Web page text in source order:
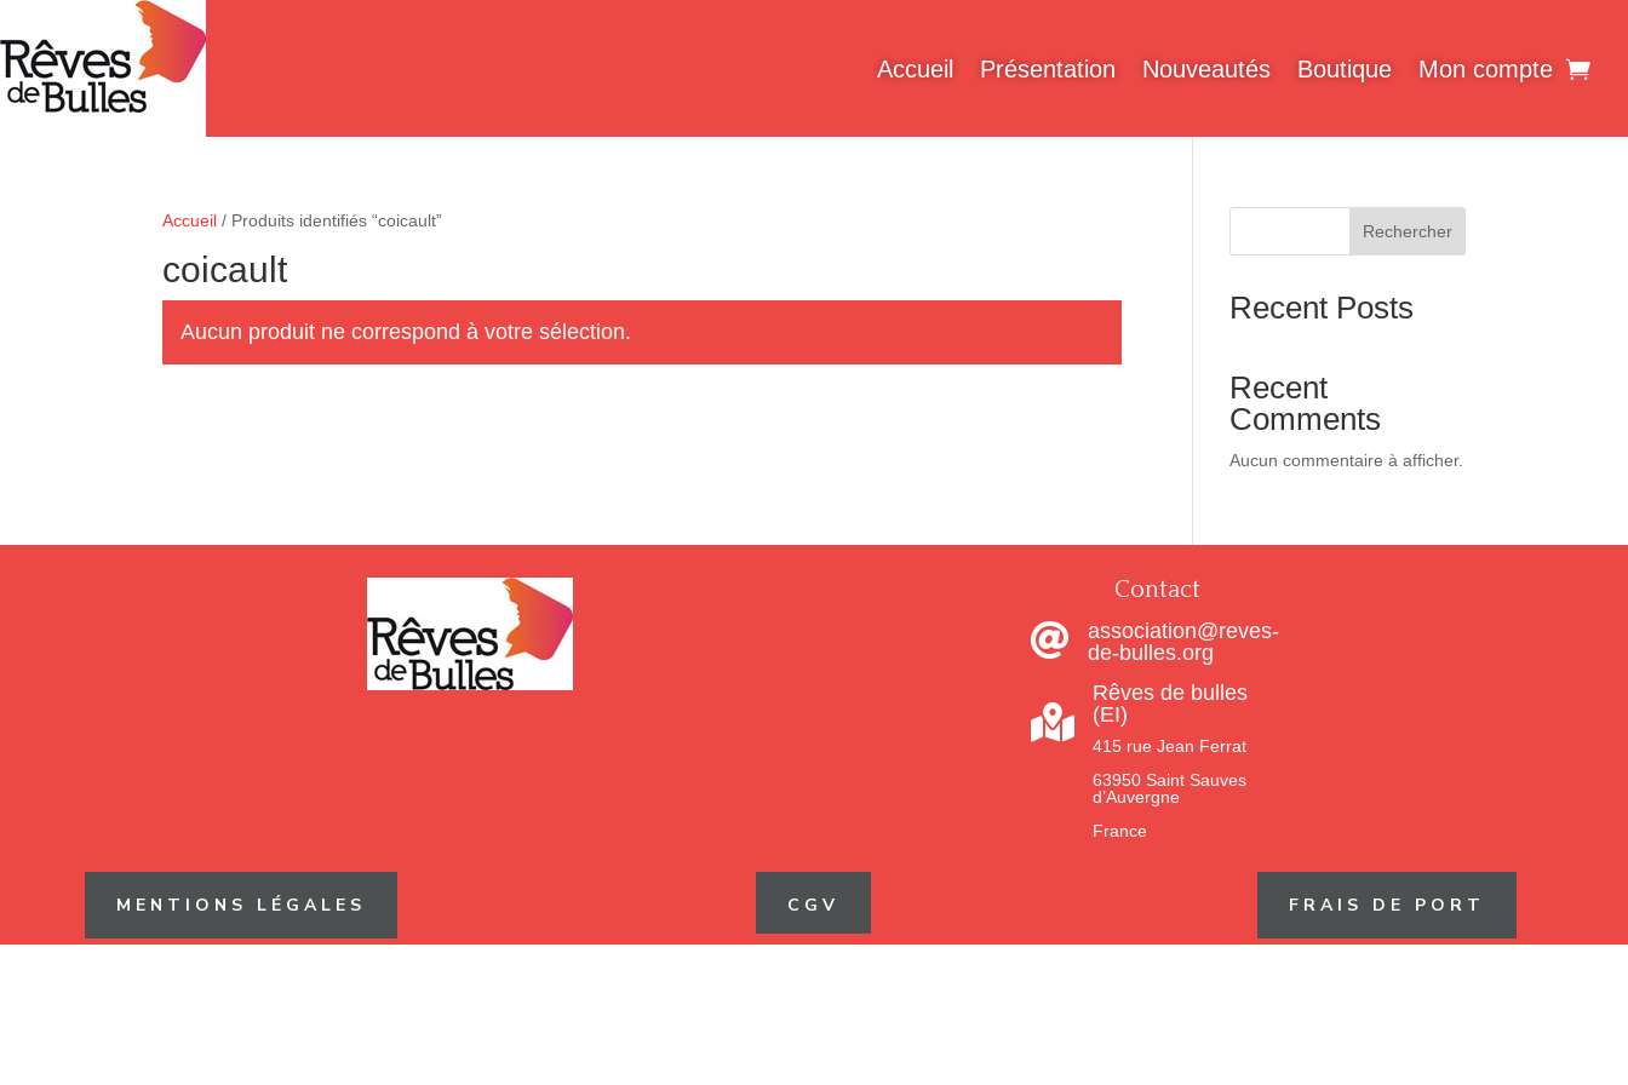
Accueil Présentation Nouveautés Boutique Mon compte
Accueil / Produits identifiés “coicault”
coicault
Aucun produit ne correspond à votre sélection.
Rechercher
Recent Posts
Recent
Comments
Aucun commentaire à afficher.
Contact

association@reves-
de-bulles.org

Rêves de bulles
(EI)
415 rue Jean Ferrat
63950 Saint Sauves
d’Auvergne
France
MENTIONS LÉGALES CGV FRAIS DE PORT